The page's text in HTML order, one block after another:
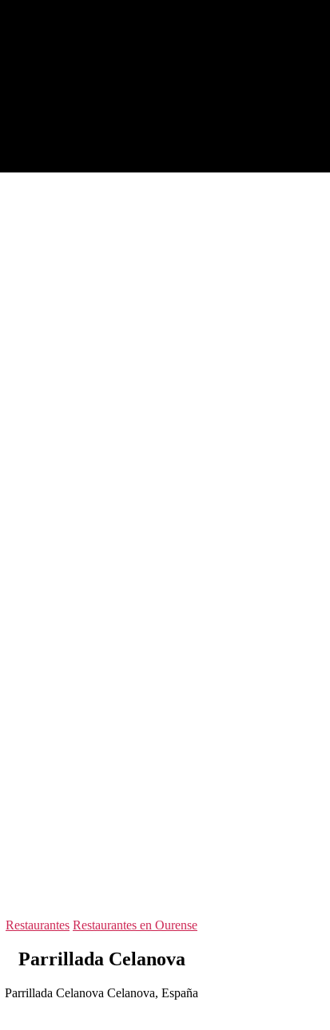
Categorías
Restaurantes Restaurantes en Ourense
Parrillada Celanova
Parrillada Celanova Celanova, España